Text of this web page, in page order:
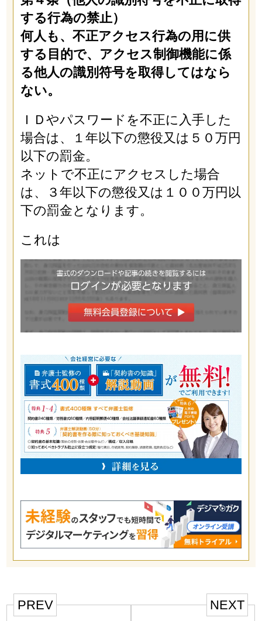
する行為の禁止）
何人も、不正アクセス行為の用に供
する目的で、アクセス制御機能に係
る他人の識別符号を取得してはなら
ない。
ＩＤやパスワードを不正に入手した
場合は、１年以下の懲役又は５０万円
以下の罰金。
ネットで不正にアクセスした場合
は、３年以下の懲役又は１００万円以
下の罰金となります。
これは
PREV NEXT